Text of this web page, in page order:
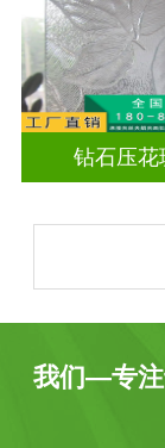
钻石压花
我们—专注